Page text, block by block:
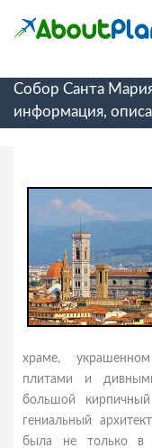
Собор Санта
информация,
храме,
плитами и
большой
гениальный
была не только в